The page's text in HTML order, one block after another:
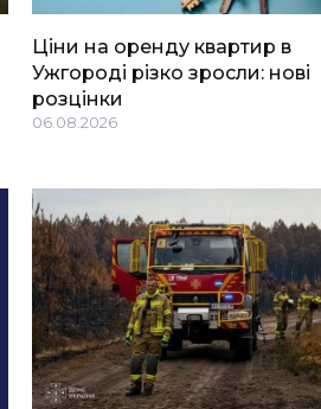
Ціни на оренду квартир в
Ужгороді різко зросли: нові
розцінки
06.08.2026